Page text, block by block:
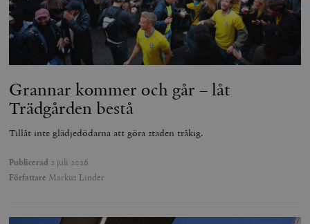
Grannar kommer och går – låt
Trädgården bestå
Tillåt inte glädjedödarna att göra staden tråkig.
Publicerad 2 juli 2026
Författare Markus Linder